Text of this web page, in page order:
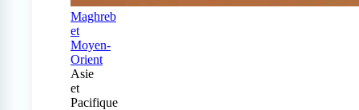
Maghreb
et
Moyen-
Orient
Asie
et
Pacifique